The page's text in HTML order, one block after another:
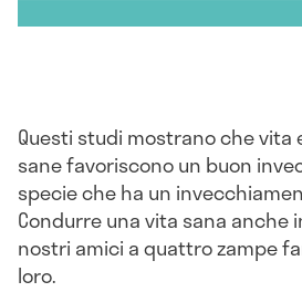
Questi studi mostrano che vita
sane favoriscono un buon
specie che ha un
Condurre una vita sana anche
nostri amici a quattro zampe
loro.